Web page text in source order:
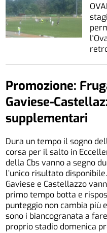
Promozione:
Gaviese-
supplementari
Dura un tempo il sogno
corsa per il salto in
della Cbs vanno a segno
l’unico risultato
Gaviese e Castellazzo
primo tempo botta e
punteggio non cambia più
sono i biancogranata a
proprio stadio domenica